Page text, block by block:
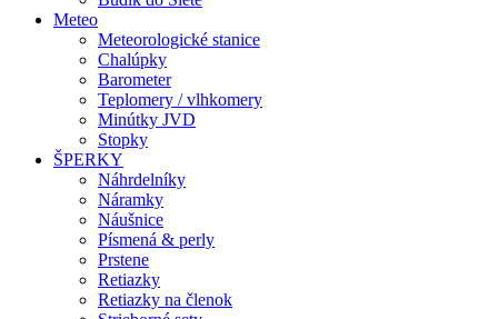
Meteo
Meteorologické stanice
Chalúpky
Barometer
Teplomery / vlhkomery
Minútky JVD
Stopky
ŠPERKY
Náhrdelníky
Náramky
Náušnice
Písmená & perly
Prstene
Retiazky
Retiazky na členok